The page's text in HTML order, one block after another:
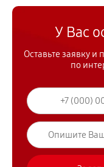
У Вас
Оставьте заявку и
по